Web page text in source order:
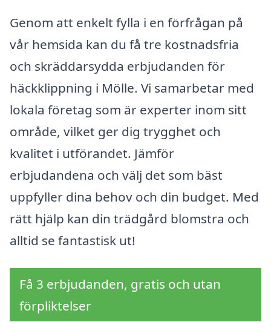
Genom att enkelt fylla i en förfrågan på
vår hemsida kan du få tre kostnadsfria
och skräddarsydda erbjudanden för
häckklippning i Mölle. Vi samarbetar med
lokala företag som är experter inom sitt
område, vilket ger dig trygghet och
kvalitet i utförandet. Jämför
erbjudandena och välj det som bäst
uppfyller dina behov och din budget. Med
rätt hjälp kan din trädgård blomstra och
alltid se fantastisk ut!
Få 3 erbjudanden, gratis och utan
förpliktelser